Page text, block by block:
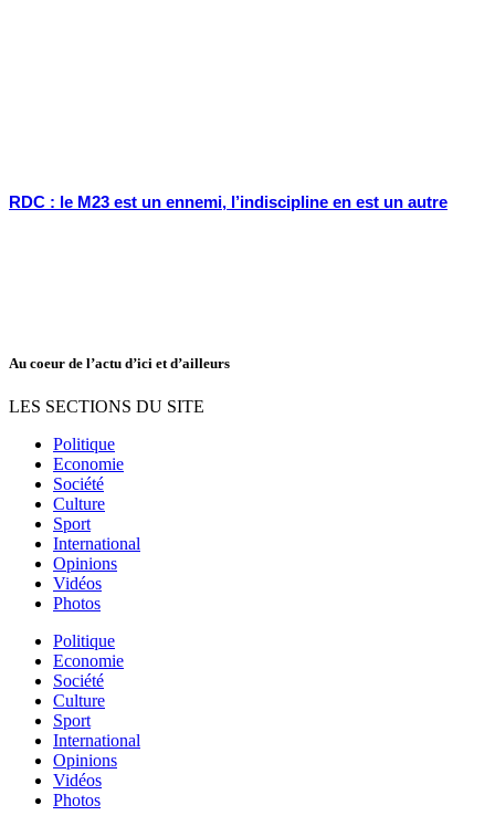
RDC : le M23 est un ennemi, l’indiscipline en est un autre
Au coeur de l’actu d’ici et d’ailleurs
LES SECTIONS DU SITE
Politique
Economie
Société
Culture
Sport
International
Opinions
Vidéos
Photos
Politique
Economie
Société
Culture
Sport
International
Opinions
Vidéos
Photos